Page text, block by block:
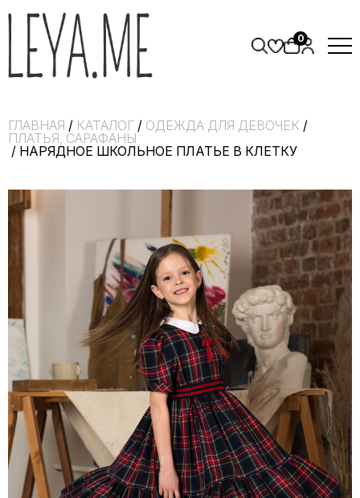
0
ГЛАВНАЯ / КАТАЛОГ / ОДЕЖДА ДЛЯ ДЕВОЧЕК /
ПЛАТЬЯ, САРАФАНЫ
/ НАРЯДНОЕ ШКОЛЬНОЕ ПЛАТЬЕ В КЛЕТКУ